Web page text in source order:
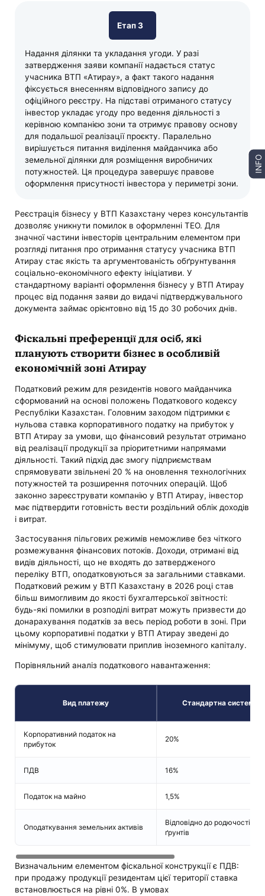
Етап 3
Надання ділянки та укладання угоди. У разі
затвердження заяви компанії надається статус
учасника ВТП «Атирау», а факт такого надання
фіксується внесенням відповідного запису до
офіційного реєстру. На підставі отриманого статусу
інвестор укладає угоду про ведення діяльності з
керівною компанією зони та отримує правову основу
для подальшої реалізації проєкту. Паралельно
вирішується питання виділення майданчика або
земельної ділянки для розміщення виробничих
потужностей. Ця процедура завершує правове
оформлення присутності інвестора у периметрі зони.
Реєстрація бізнесу у ВТП Казахстану через консультантів
дозволяє уникнути помилок в оформленні ТЕО. Для
значної частини інвесторів центральним елементом при
розгляді питання про отримання статусу учасника ВТП
Атирау стає якість та аргументованість обґрунтування
соціально-економічного ефекту ініціативи. У
стандартному варіанті оформлення бізнесу у ВТП Атирау
процес від подання заяви до видачі підтверджувального
документа займає орієнтовно від 15 до 30 робочих днів.
Фіскальні преференції для осіб, які
планують створити бізнес в особливій
економічній зоні Атирау
Податковий режим для резидентів нового майданчика
сформований на основі положень Податкового кодексу
Республіки Казахстан. Головним заходом підтримки є
нульова ставка корпоративного податку на прибуток у
ВТП Атирау за умови, що фінансовий результат отримано
від реалізації продукції за пріоритетними напрямами
діяльності. Такий підхід дає змогу підприємствам
спрямовувати звільнені 20 % на оновлення технологічних
потужностей та розширення поточних операцій. Щоб
законно зареєструвати компанію у ВТП Атирау, інвестор
має підтвердити готовність вести роздільний облік доходів
і витрат.
Застосування пільгових режимів неможливе без чіткого
розмежування фінансових потоків. Доходи, отримані від
видів діяльності, що не входять до затвердженого
переліку ВТП, оподатковуються за загальними ставками.
Податковий режим у ВТП Казахстану в 2026 році став
більш вимогливим до якості бухгалтерської звітності:
будь-які помилки в розподілі витрат можуть призвести до
донарахування податків за весь період роботи в зоні. При
цьому корпоративні податки у ВТП Атирау зведені до
мінімуму, щоб стимулювати приплив іноземного капіталу.
Порівняльний аналіз податкового навантаження:
Вид платежу Стандартна система
Корпоративний податок на
прибуток
20%
ПДВ 16%
Податок на майно 1,5%
Оподаткування земельних активів
Відповідно до родючості
ґрунтів
Визначальним елементом фіскальної конструкції є ПДВ:
при продажу продукції резидентам цієї території ставка
встановлюється на рівні 0%. В умовах
INFO